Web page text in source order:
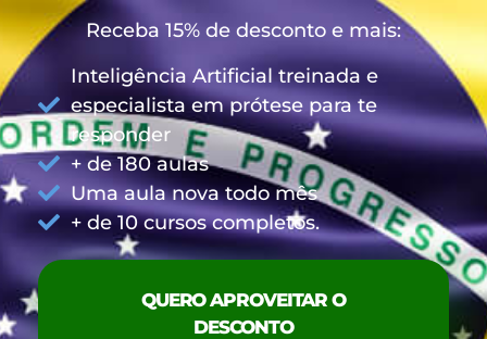
Receba 15% de desconto e mais:
Inteligência Artificial treinada e
especialista em prótese para te
responder
+ de 180 aulas
Uma aula nova todo mês
+ de 10 cursos completos.
QUERO APROVEITAR O
DESCONTO